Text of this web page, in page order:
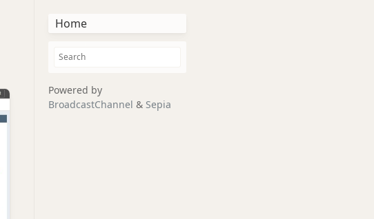
Home
Powered by
BroadcastChannel & Sepia